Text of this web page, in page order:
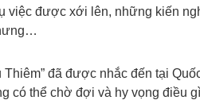
việc được xới lên, những kiến
Thiêm” đã được nhắc đến tại
có thể chờ đợi và hy vọng điều